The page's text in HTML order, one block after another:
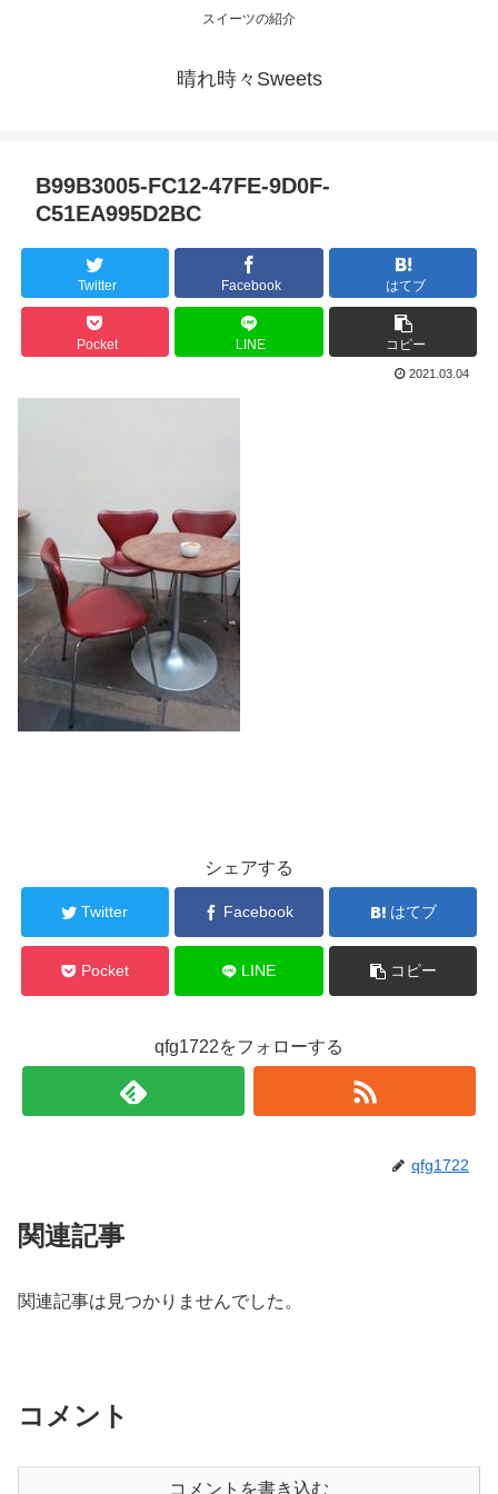
スイーツの紹介
晴れ時々Sweets
B99B3005-FC12-47FE-9D0F-
C51EA995D2BC
Twitter Facebook はてブ
Pocket LINE コピー
2021.03.04
シェアする
Twitter Facebook はてブ
Pocket LINE コピー
qfg1722をフォローする
qfg1722
関連記事
関連記事は見つかりませんでした。
コメント
コメントを書き込む